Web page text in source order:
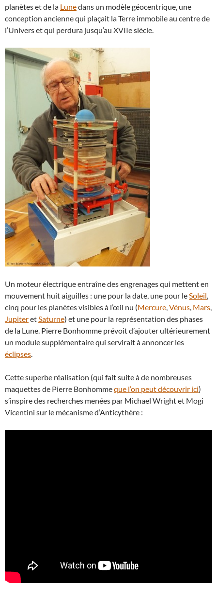
planètes et de la Lunedans un modèle géocentrique, une
conception ancienne qui plaçait la Terre immobile au centre de
l’Univers et qui perdura jusqu’au XVIIe siècle.
Un moteur électrique entraîne des engrenages qui mettent en
mouvement huit aiguilles : une pour la date, une pour leSoleil,
cinq pour les planètes visibles à l’œil nu (Mercure,Vénus, Mars,
JupiteretSaturne) et une pour la représentation des phases
de la Lune. Pierre Bonhomme prévoit d’ajouter ultérieurement
un module supplémentaire qui servirait à annoncer les
éclipses.
Cette superbe réalisation (qui fait suite à de nombreuses
maquettes de Pierre Bonhommeque l’on peut découvrir ici)
s’inspire des recherches menées par Michael Wright et Mogi
Vicentini sur le mécanisme d’Anticythère :